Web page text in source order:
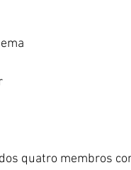
quatro membros